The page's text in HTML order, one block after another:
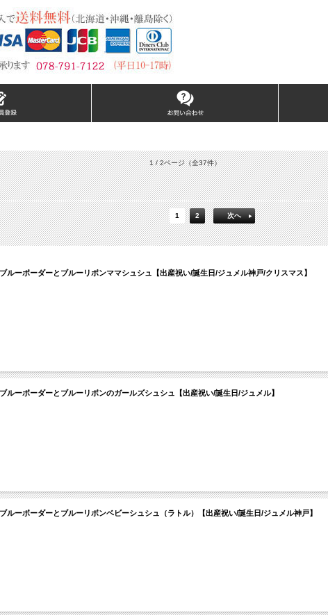
1 / 2ページ（全37件）
1 2 次へ
ルーボーダーとブルーリボンママシュシュ【出産祝い/誕生日/ジュメル神戸/クリスマス】
ルーボーダーとブルーリボンのガールズシュシュ【出産祝い/誕生日/ジュメル】
ルーボーダーとブルーリボンベビーシュシュ（ラトル）【出産祝い/誕生日/ジュメル神戸】